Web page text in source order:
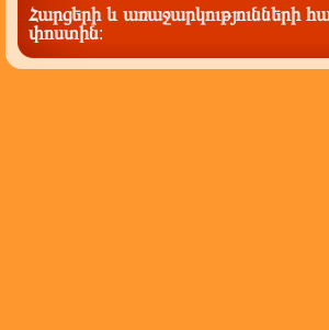
Հարցերի և առաջարկությունների
փոստին: